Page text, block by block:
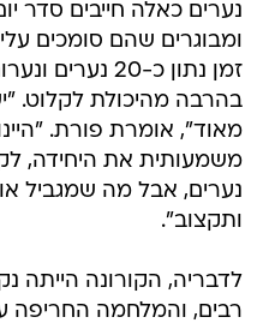
נערים כאלה חייבים סדר
ומבוגרים שהם סומכים
זמן נתון כ-20
בהרבה מהיכולת לקלוט.
מאוד", אומרת פורת.
משמעותית את היחידה,
נערים, אבל מה שמגביל
ותקצוב".
לדבריה, הקורונה הייתה
רבים, והמלחמה החריפה